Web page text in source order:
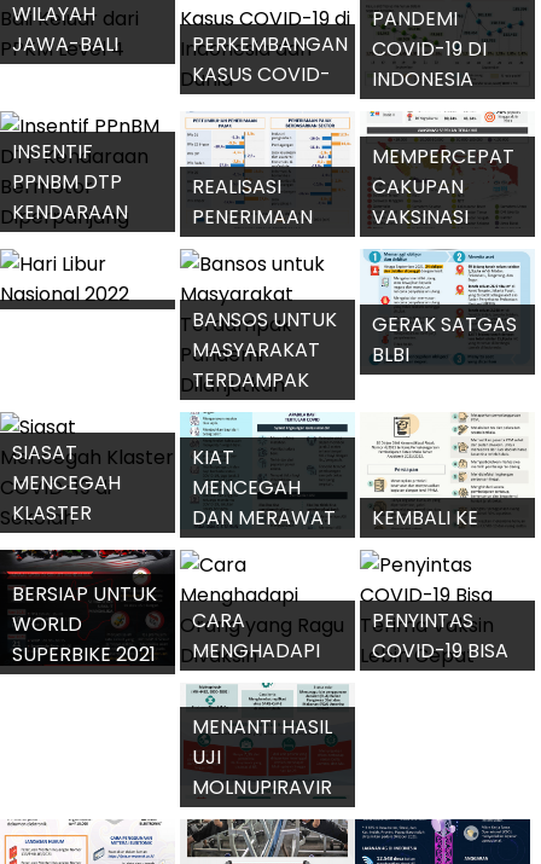
WILAYAH
JAWA-BALI
PPKM LEVEL 4
PERKEMBANGAN
KASUS COVID-
19 DI INDONESIA
DAN DUNIA
PANDEMI
COVID-19 DI
INDONESIA
MULAI
TERKENDALI
INSENTIF
PPNBM DTP
KENDARAAN
BERMOTOR
DIPERPANJANG
REALISASI
PENERIMAAN
PAJAK
MENINGKAT
MEMPERCEPAT
CAKUPAN
VAKSINASI
COVID-9 DI
DAERAH
BANSOS UNTUK
MASYARAKAT
TERDAMPAK
PANDEMI
DILANJUTKAN
GERAK SATGAS
BLBI
HAK NEGARA
SIASAT
MENCEGAH
KLASTER
COVID-19 DI
SEKOLAH
KIAT
MENCEGAH
DAN MERAWAT
BAYI POSITIF
COVID-19
KEMBALI KE
KAMPUS
DENGAN AMAN
BERSIAP UNTUK
WORLD
SUPERBIKE 2021
CARA
MENGHADAPI
ORANG YANG
RAGU DIVAKSIN
PENYINTAS
COVID-19 BISA
MENANTI HASIL
UJI
MOLNUPIRAVIR
SEBAGAI OBAT
COVID-19